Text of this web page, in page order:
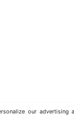
our advertising